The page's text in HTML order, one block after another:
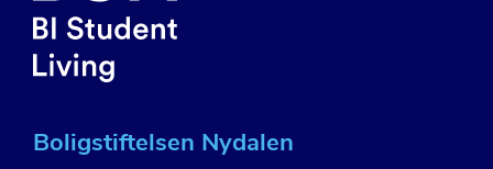
Boligstiftelsen Nydalen